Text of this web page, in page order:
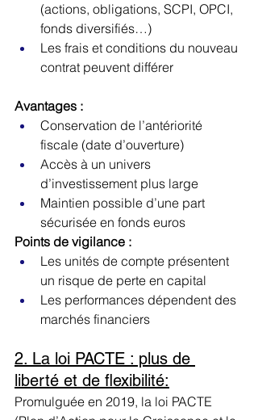
(actions, obligations, SCPI, OPCI,
fonds diversifiés…)
Les frais et conditions du nouveau
contrat peuvent différer
Avantages :
Conservation de l’antériorité
fiscale (date d’ouverture)
Accès à un univers
d’investissement plus large
Maintien possible d’une part
sécurisée en fonds euros
Points de vigilance :
Les unités de compte présentent
un risque de perte en capital
Les performances dépendent des
marchés financiers
2. La loi PACTE : plus de
liberté et de flexibilité:
Promulguée en 2019, la loi PACTE